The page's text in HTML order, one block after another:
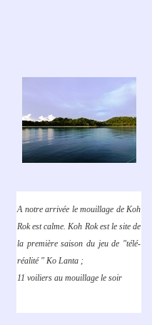
A notre arrivée le mouillage de Koh
Rok est calme. Koh Rok est le site de
la première saison du jeu de "télé-
réalité " Ko Lanta ;
11 voiliers au mouillage le soir